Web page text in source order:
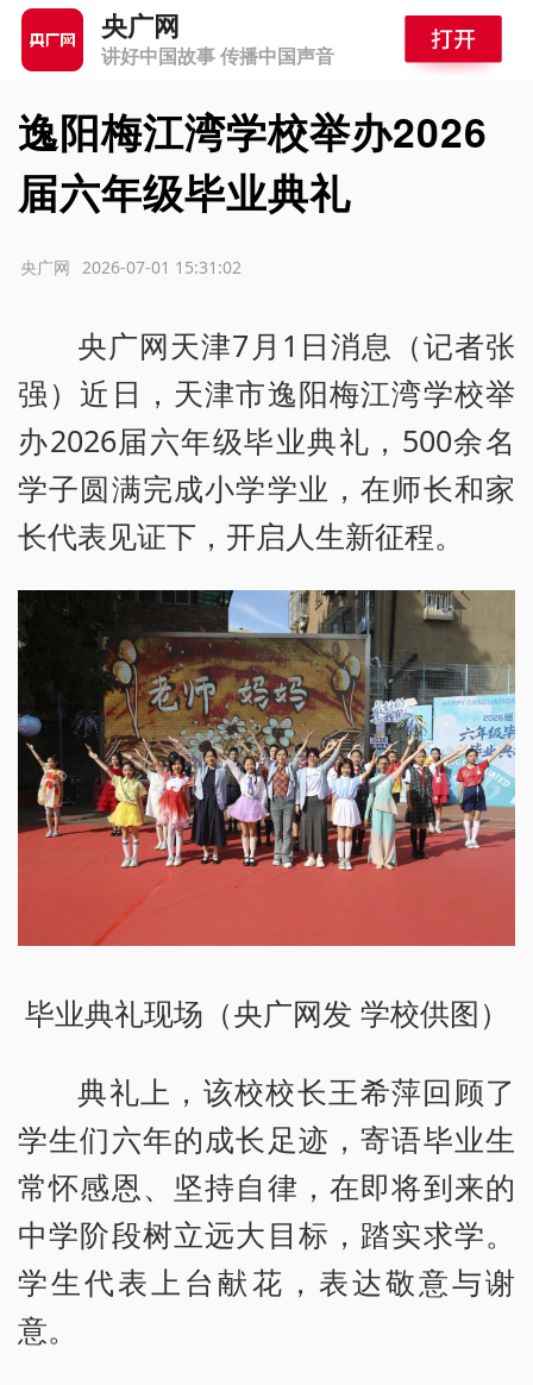
央广网
讲好中国故事 传播中国声音
逸阳梅江湾学校举办2026
届六年级毕业典礼
2026-07-01 15:31:02
央广网
央广网天津7月1日消息（记者张
强）近日，天津市逸阳梅江湾学校举
办2026届六年级毕业典礼，500余名
学子圆满完成小学学业，在师长和家
长代表见证下，开启人生新征程。
毕业典礼现场（央广网发 学校供图）
典礼上，该校校长王希萍回顾了
学生们六年的成长足迹，寄语毕业生
常怀感恩、坚持自律，在即将到来的
中学阶段树立远大目标，踏实求学。
学生代表上台献花，表达敬意与谢
意。